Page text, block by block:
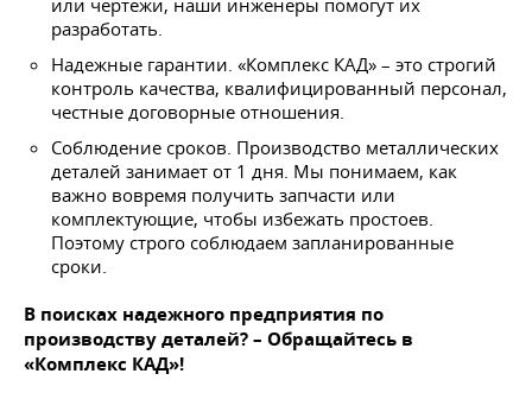
или чертежи, наши инженеры помогут их
разработать.
Надежные гарантии. «Комплекс КАД» – это строгий
контроль качества, квалифицированный персонал,
честные договорные отношения.
Соблюдение сроков. Производство металлических
деталей занимает от 1 дня. Мы понимаем, как
важно вовремя получить запчасти или
комплектующие, чтобы избежать простоев.
Поэтому строго соблюдаем запланированные
сроки.
В поисках надежного предприятия по
производству деталей? – Обращайтесь в
«Комплекс КАД»!